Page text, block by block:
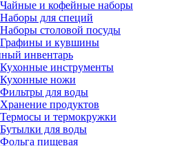
Чайные и кофейные наборы
Наборы для специй
Наборы столовой посуды
Графины и кувшины
инвентарь
Кухонные инструменты
Кухонные ножи
Фильтры для воды
Хранение продуктов
Термосы и термокружки
Бутылки для воды
Фольга пищевая